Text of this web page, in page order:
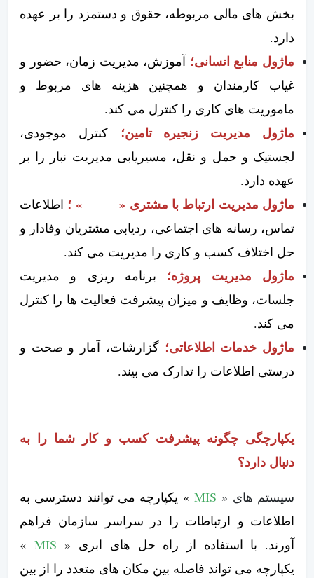
بخش های مالی مربوطه، حقوق و دستمزد را بر عهده
دارد.
ماژول منابع انسانی؛ آموزش، مدیریت زمان، حضور و
غیاب کارمندان و همچنین هزینه های مربوط و
ماموریت های کاری را کنترل می کند.
ماژول مدیریت زنجیره تامین؛ کنترل موجودی،
لجستیک و حمل و نقل، مسیریابی مدیریت نبار را بر
عهده دارد.
ماژول مدیریت ارتباط با مشتری « » ؛ اطلاعات
تماس، رسانه های اجتماعی، ردیابی مشتریان وفادار و
حل اختلاف کسب و کاری را مدیریت می کند.
ماژول مدیریت پروژه؛ برنامه ریزی و مدیریت
جلسات، وظایف و میزان پیشرفت فعالیت ها را کنترل
می کند.
ماژول خدمات اطلاعاتی؛ گزارشات، آمار و صحت و
درستی اطلاعات را تدارک می بیند.
یکپارچگی چگونه پیشرفت کسب و کار شما را به
دنبال دارد؟
سیستم های « MIS » یکپارچه می توانند دسترسی به
اطلاعات و ارتباطات را در سراسر سازمان فراهم
آورند. با استفاده از راه حل های ابری « MIS
»
یکپارچه می تواند فاصله بین مکان های متعدد را از بین